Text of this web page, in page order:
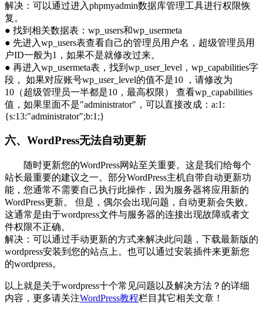
解决：可以通过进入phpmyadmin数据库管理工具进行权限恢
复。
● 找到相关数据表：wp_users和wp_usermeta
● 先进入wp_users表查看自己的管理员用户名，超级管理员用
户ID一般为1，如果不是就修改过来。
● 再进入wp_usermeta表，找到wp_user_level，wp_capabilities字
段， 如果对应账号wp_user_level的值不是10 ，请修改为
10（超级管理员一半都是10，最高权限） 查看wp_capabilities
值，如果里面不是"administrator"，可以直接改成：a:1:
{s:13:"administrator";b:1;}
六、WordPress无法自动更新
随时更新您的WordPress网站至关重要。这是我们给每个
站长最重要的建议之一。部分WordPress主机自带自动更新功
能，您通常不需要自己执行此操作，因为服务器将应用新的
WordPress更新。 但是，偶尔会出现问题，自动更新会失败。
这通常是由于wordpress文件与服务器的连接出现故障或者文
件权限不正确。
解决：可以通过手动更新的方式来解决此问题，下载最新版的
wordpress安装到您的站点上。也可以通过安装插件来更新您
的wordpress。
以上就是关于wordpress十个常见问题以及解决方法？的详细
内容，更多请关注WordPress教程栏目其它相关文章！